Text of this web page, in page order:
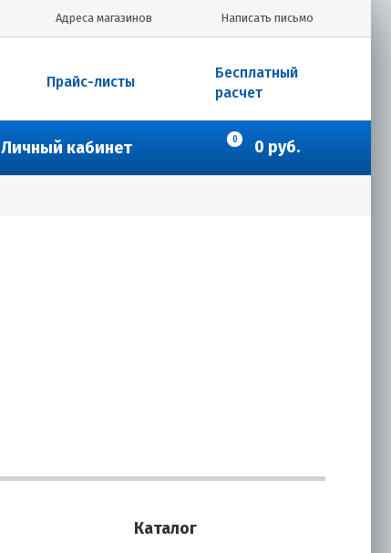
Написать письмо
Адреса магазинов
Бесплатный
расчет
Прайс-листы
Личный кабинет 0 0 руб.
Каталог